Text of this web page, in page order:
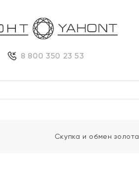
8 800 350 23 53
Скупка и обмен золота